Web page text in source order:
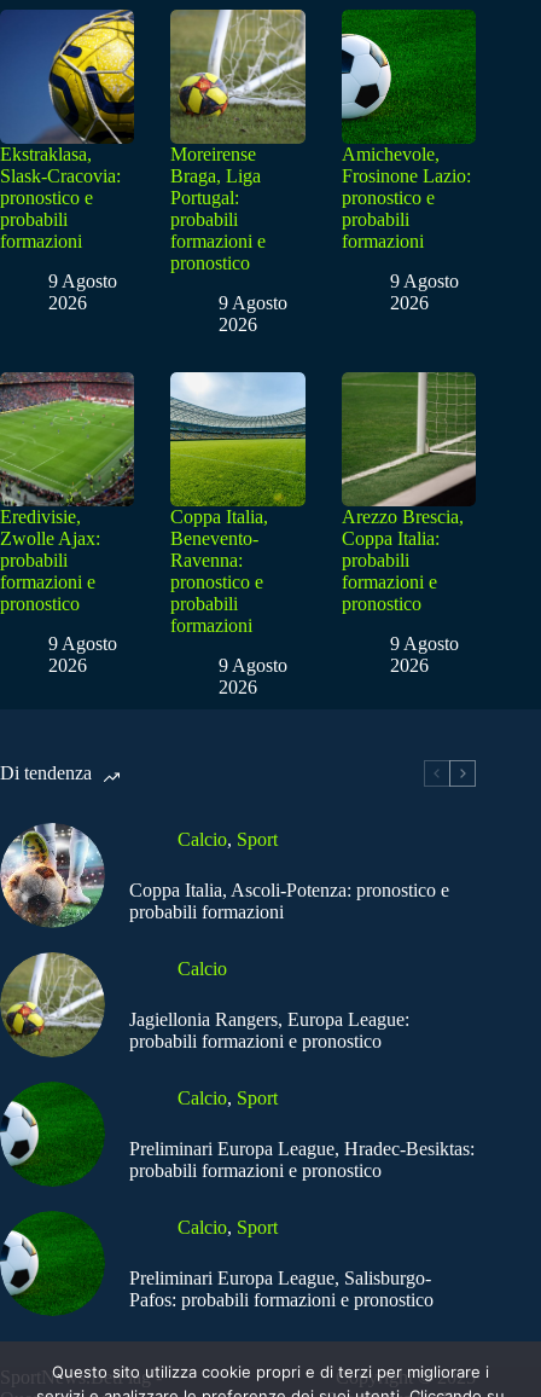
Ekstraklasa,
Slask-Cracovia:
pronostico e
probabili
formazioni
9 Agosto
2026
Moreirense
Braga, Liga
Portugal:
probabili
formazioni e
pronostico
9 Agosto
2026
Amichevole,
Frosinone Lazio:
pronostico e
probabili
formazioni
9 Agosto
2026
Eredivisie,
Zwolle Ajax:
probabili
formazioni e
pronostico
9 Agosto
2026
Coppa Italia,
Benevento-
Ravenna:
pronostico e
probabili
formazioni
9 Agosto
2026
Arezzo Brescia,
Coppa Italia:
probabili
formazioni e
pronostico
9 Agosto
2026
Di tendenza
Calcio, Sport
Coppa Italia, Ascoli-Potenza: pronostico e
probabili formazioni
Calcio
Jagiellonia Rangers, Europa League:
probabili formazioni e pronostico
Calcio, Sport
Preliminari Europa League, Hradec-Besiktas:
probabili formazioni e pronostico
Calcio, Sport
Preliminari Europa League, Salisburgo-
Pafos: probabili formazioni e pronostico
SportNews.BetFlag -
Copyright © 2025
Questo sito utilizza cookie propri e di terzi per migliorare i